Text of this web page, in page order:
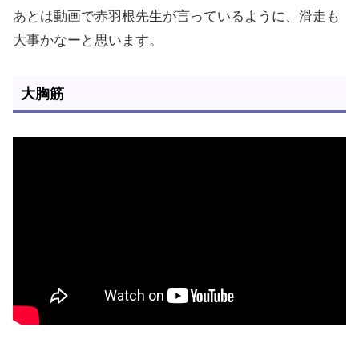
あとは動画で赤羽根先生が言っているように、滑走も
大事かなーと思います。
大胸筋